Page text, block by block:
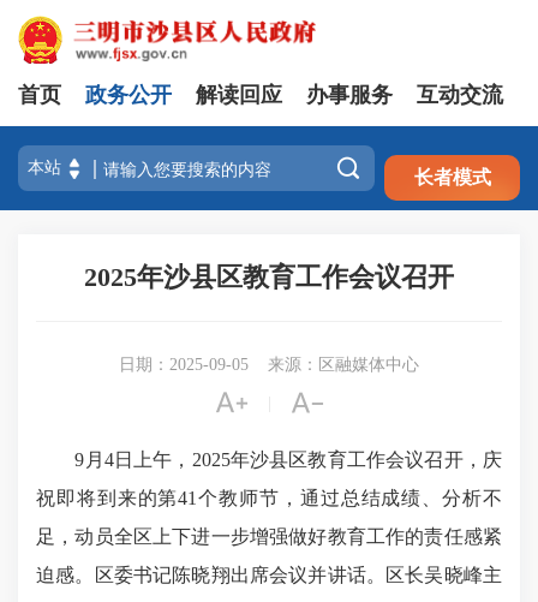
注册 登录
首页 政务公开 解读回应 办事服务 互动交流
 长者模式
2025年沙县区教育工作会议召开
日期：2025-09-05 来源：区融媒体中心
 
9月4日上午，2025年沙县区教育工作会议召开，庆
祝即将到来的第41个教师节，通过总结成绩、分析不
足，动员全区上下进一步增强做好教育工作的责任感紧
迫感。区委书记陈晓翔出席会议并讲话。区长吴晓峰主